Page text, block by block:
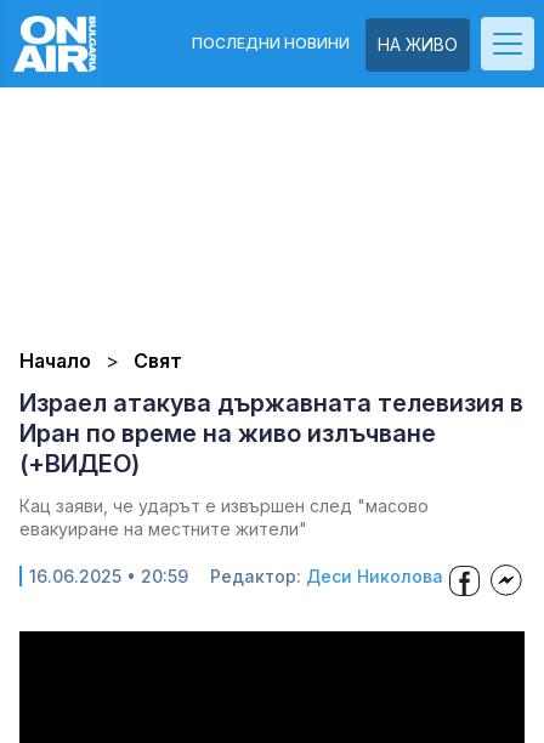
НА ЖИВО
ПОСЛЕДНИ НОВИНИ
Начало Свят
Израел атакува държавната телевизия в
Иран по време на живо излъчване
(+ВИДЕО)
Кац заяви, че ударът е извършен след "масово
евакуиране на местните жители"
16.06.2025 • 20:59 Редактор: Деси Николова